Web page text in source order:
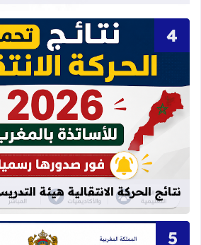
قراءة
نتائج الحركة الانتقالية هيئة